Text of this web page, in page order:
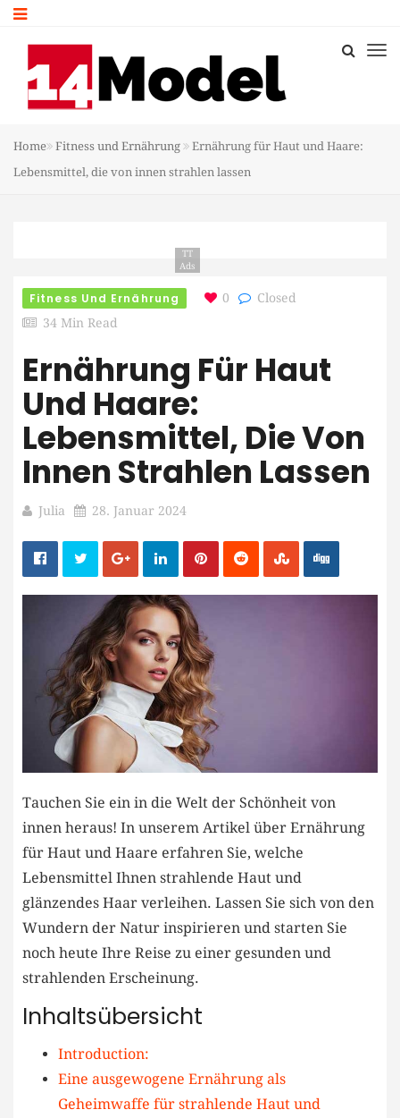
Home Fitness und Ernährung
Ernährung für Haut und Haare:
Lebensmittel, die von innen strahlen lassen
TT
Ads
Fitness Und Ernährung 0
Closed
34 Min Read
Ernährung Für Haut
Und Haare:
Lebensmittel, Die Von
Innen Strahlen Lassen
Julia 28. Januar 2024
Tauchen Sie ein in die Welt der Schönheit von
innen heraus! In unserem Artikel über Ernährung
für Haut und Haare erfahren Sie, welche
Lebensmittel Ihnen strahlende Haut und
glänzendes Haar verleihen. Lassen Sie sich von den
Wundern der Natur inspirieren und starten Sie
noch heute Ihre Reise zu einer gesunden und
strahlenden Erscheinung.
Inhaltsübersicht
Introduction:
Eine ausgewogene Ernährung als
Geheimwaffe für strahlende Haut und